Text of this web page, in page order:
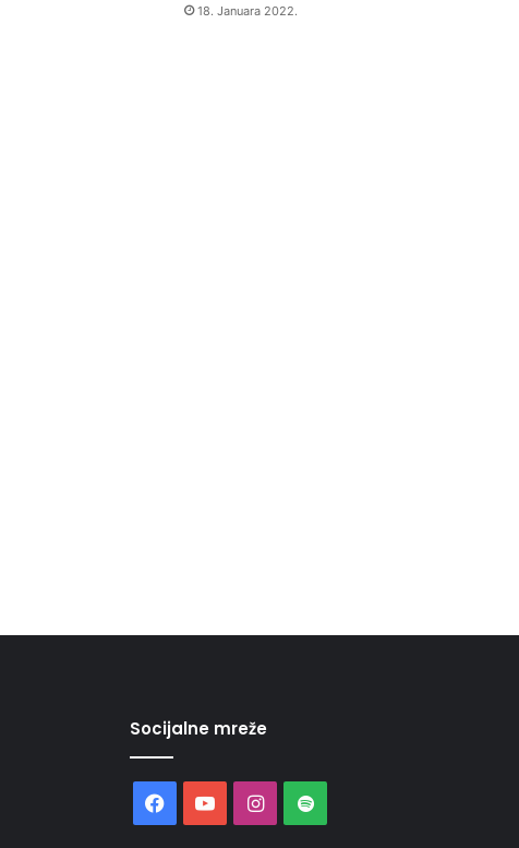
18. Januara 2022.
Socijalne mreže
Facebook
YouTubeInstagram
Spotify